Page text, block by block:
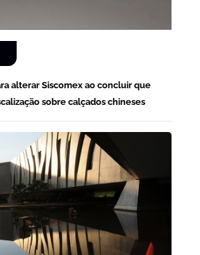
alterar Siscomex ao concluir que
sobre calçados chineses